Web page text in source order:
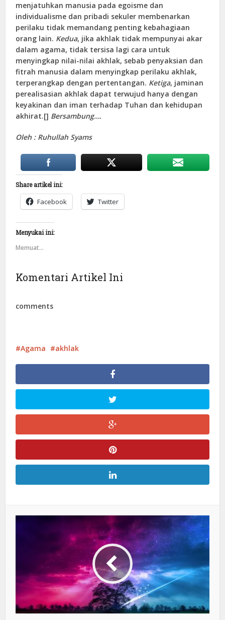
menjatuhkan manusia pada egoisme dan
individualisme dan pribadi sekuler membenarkan
perilaku tidak memandang penting kebahagiaan
orang lain. Kedua, jika akhlak tidak mempunyai akar
dalam agama, tidak tersisa lagi cara untuk
menyingkap nilai-nilai akhlak, sebab penyaksian dan
fitrah manusia dalam menyingkap perilaku akhlak,
terperangkap dengan pertentangan. Ketiga, jaminan
perealisasian akhlak dapat terwujud hanya dengan
keyakinan dan iman terhadap Tuhan dan kehidupan
akhirat.[] Bersambung….
Oleh : Ruhullah Syams
Share artikel ini:
Facebook Twitter
Menyukai ini:
Memuat...
Komentari Artikel Ini
comments
Agama akhlak